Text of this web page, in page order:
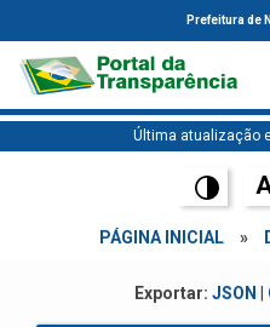
Prefeitura de
Última atualização
PÁGINA INICIAL »
Exportar: JSON